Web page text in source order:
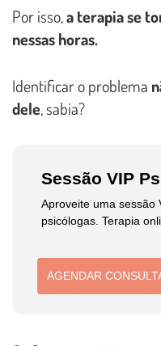
Por isso,a terapia se
nessas horas.
Identificar o problema
dele, sabia?
Sessão VIP
Aproveite uma sessão
psicólogas. Terapia
AGENDAR